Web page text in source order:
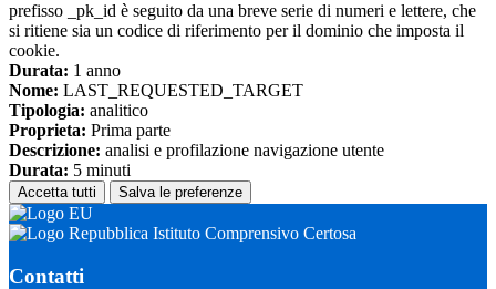
prefisso _pk_id è seguito da una breve serie di numeri e lettere, che
si ritiene sia un codice di riferimento per il dominio che imposta il
cookie.
Durata: 1 anno
Nome: LAST_REQUESTED_TARGET
Tipologia: analitico
Proprieta: Prima parte
Descrizione: analisi e profilazione navigazione utente
Durata: 5 minuti
Accetta tutti Salva le preferenze
Istituto Comprensivo Certosa
Contatti